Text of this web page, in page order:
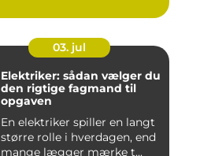
03. jul
Elektriker: sådan vælger du
den rigtige fagmand til
opgaven
En elektriker spiller en langt
større rolle i hverdagen, end
mange lægger mærke t...